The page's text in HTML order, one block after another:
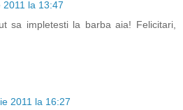
2011 la 13:47
sa impletesti la barba aia! Felicitari,
2011 la 16:27